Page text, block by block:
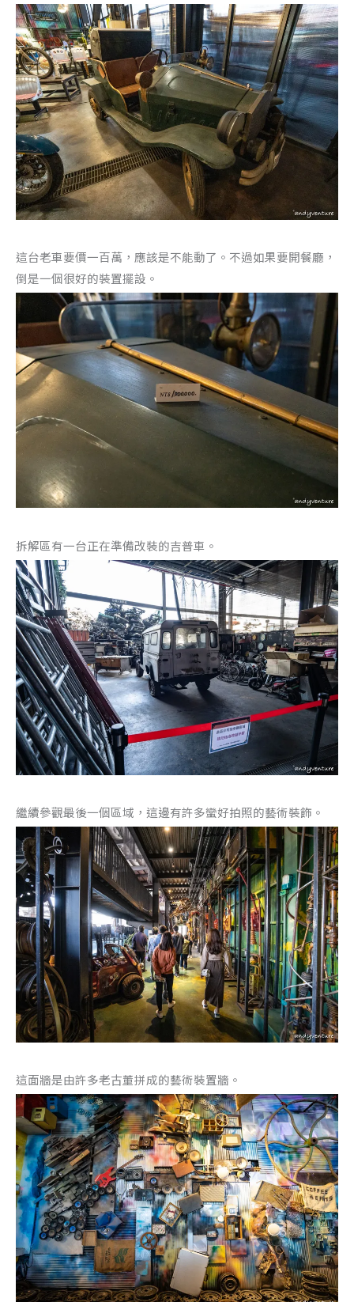
這台老車要價一百萬，應該是不能動了。不過如果要開餐廳，
倒是一個很好的裝置擺設。
拆解區有一台正在準備改裝的吉普車。
繼續參觀最後一個區域，這邊有許多蠻好拍照的藝術裝飾。
這面牆是由許多老古董拼成的藝術裝置牆。